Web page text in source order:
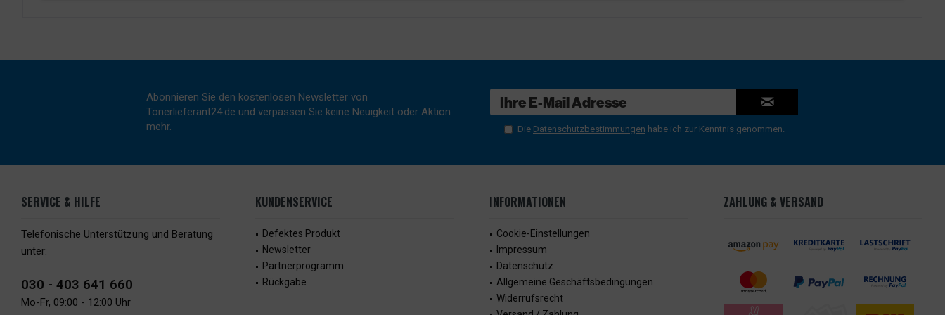
Abonnieren Sie den kostenlosen Newsletter von
Tonerlieferant24.de und verpassen Sie keine Neuigkeit oder Aktion
mehr.
Die Datenschutzbestimmungen habe ich zur Kenntnis genommen.
SERVICE & HILFE
Telefonische Unterstützung und Beratung
unter:
030 - 403 641 660
Mo-Fr, 09:00 - 12:00 Uhr
KUNDENSERVICE
Defektes Produkt
Newsletter
Partnerprogramm
Rückgabe
INFORMATIONEN
Cookie-Einstellungen
Impressum
Datenschutz
Allgemeine Geschäftsbedingungen
Widerrufsrecht
ZAHLUNG & VERSAND